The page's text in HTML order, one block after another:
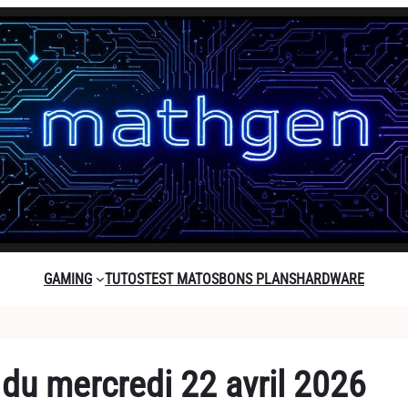
GAMING TUTOSTEST MATOSBONS PLANSHARDWARE
mercredi 22 avril 2026